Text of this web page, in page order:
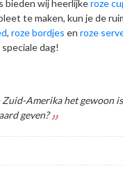
bieden wij heerlijkeroze
te maken, kun je de
, roze bordjes en roze
dag!
Amerika het gewoon
geven?